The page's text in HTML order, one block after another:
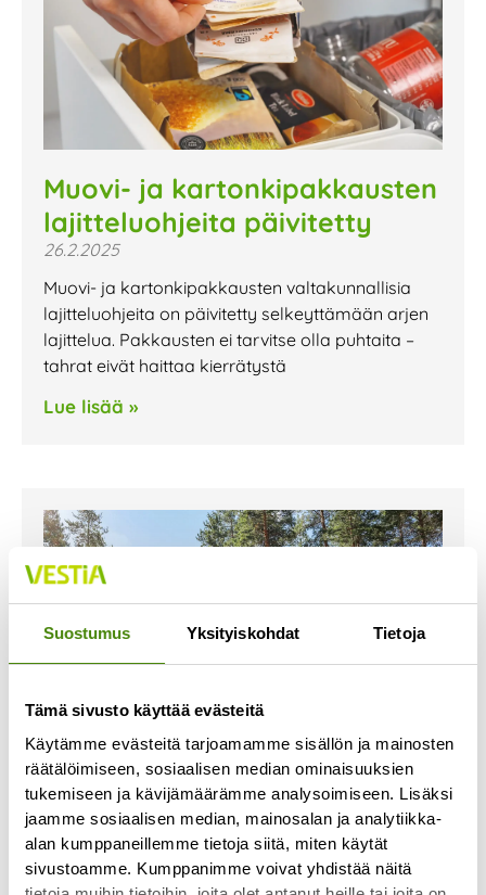
Suostumus Yksityiskohdat Tietoja
Tämä sivusto käyttää evästeitä
Käytämme evästeitä tarjoamamme sisällön ja mainosten
räätälöimiseen, sosiaalisen median ominaisuuksien
tukemiseen ja kävijämäärämme analysoimiseen. Lisäksi
jaamme sosiaalisen median, mainosalan ja analytiikka-
alan kumppaneillemme tietoja siitä, miten käytät
sivustoamme. Kumppanimme voivat yhdistää näitä
Muovi- ja kartonkipakkausten
lajitteluohjeita päivitetty
26.2.2025
Muovi- ja kartonkipakkausten valtakunnallisia
lajitteluohjeita on päivitetty selkeyttämään arjen
lajittelua. Pakkausten ei tarvitse olla puhtaita –
tahrat eivät haittaa kierrätystä
Lue lisää »
Vestia Oy ja Raahe aloittavat
osakkuusneuvottelut
17.2.2025